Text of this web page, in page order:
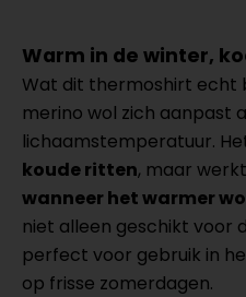
Warm in de winter,
Wat dit thermoshirt echt
merino wol zich aanpast
lichaamstemperatuur.
koude ritten, maar
wanneer het warmer
niet alleen geschikt voor
perfect voor gebruik in
op frisse zomerdagen.